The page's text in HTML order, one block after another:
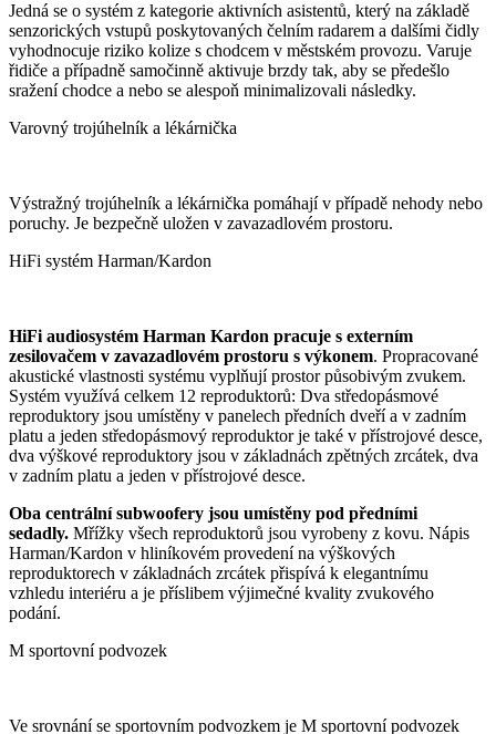
Jedná se o systém z kategorie aktivních asistentů, který na základě
senzorických vstupů poskytovaných čelním radarem a dalšími čidly
vyhodnocuje riziko kolize s chodcem v městském provozu. Varuje
řidiče a případně samočinně aktivuje brzdy tak, aby se předešlo
sražení chodce a nebo se alespoň minimalizovali následky.
Varovný trojúhelník a lékárnička
Výstražný trojúhelník a lékárnička pomáhají v případě nehody nebo
poruchy. Je bezpečně uložen v zavazadlovém prostoru.
HiFi systém Harman/Kardon
HiFi audiosystém Harman Kardon pracuje s externím
zesilovačem v zavazadlovém prostoru s výkonem. Propracované
akustické vlastnosti systému vyplňují prostor působivým zvukem.
Systém využívá celkem 12 reproduktorů: Dva středopásmové
reproduktory jsou umístěny v panelech předních dveří a v zadním
platu a jeden středopásmový reproduktor je také v přístrojové desce,
dva výškové reproduktory jsou v základnách zpětných zrcátek, dva
v zadním platu a jeden v přístrojové desce.
Oba centrální subwoofery jsou umístěny pod předními
sedadly. Mřížky všech reproduktorů jsou vyrobeny z kovu. Nápis
Harman/Kardon v hliníkovém provedení na výškových
reproduktorech v základnách zrcátek přispívá k elegantnímu
vzhledu interiéru a je příslibem výjimečné kvality zvukového
podání.
M sportovní podvozek
Ve srovnání se sportovním podvozkem je M sportovní podvozek